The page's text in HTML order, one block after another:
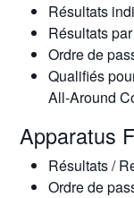
Résultats
Résultats
Ordre de
Qualifiés
All-Around
Apparatus
Résultats /
Ordre de